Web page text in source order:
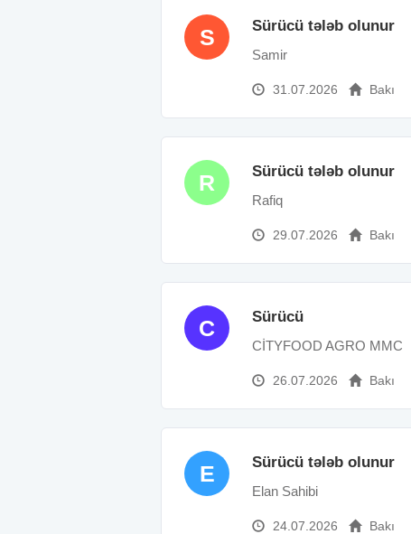
S Sürücü tələb olunur
Samir
31.07.2026 Bakı
R Sürücü tələb olunur
Rafiq
29.07.2026 Bakı
C Sürücü
CİTYFOOD AGRO MMC
26.07.2026 Bakı
E Sürücü tələb olunur
Elan Sahibi
24.07.2026 Bakı